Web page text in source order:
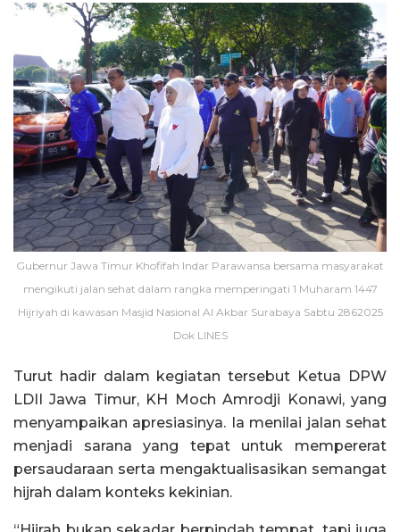
Gubernur Jawa Timur Khofifah Indar Parawansa bersama masyarakat
mengikuti jalan sehat dalam rangka memperingati 1 Muharam 1447
Hijriyah di kawasan Masjid Nasional Al Akbar Surabaya Sabtu 2862025
Dok LINES
Turut hadir dalam kegiatan tersebut Ketua DPW
LDII Jawa Timur, KH Moch Amrodji Konawi, yang
menyampaikan apresiasinya. Ia menilai jalan sehat
menjadi sarana yang tepat untuk mempererat
persaudaraan serta mengaktualisasikan semangat
hijrah dalam konteks kekinian.